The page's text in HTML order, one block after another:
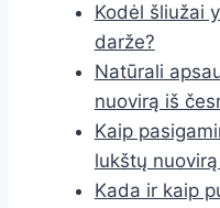
Kodėl šliužai
darže?
Natūrali
nuovirą iš
Kaip
lukštų
Kada ir kaip